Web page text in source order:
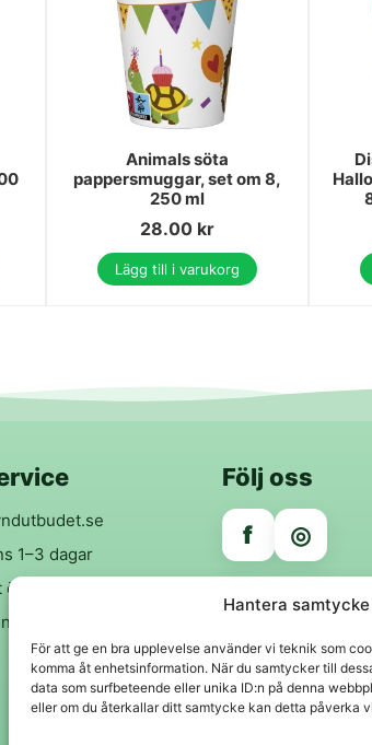
Hantera samtycke
För att ge en bra upplevelse använder vi teknik som
komma åt enhetsinformation. När du samtycker till
data som surfbeteende eller unika ID:n på denna
eller om du återkallar ditt samtycke kan detta påverka
Animals söta
pappersmuggar, set om 8,
250 ml
28.00 kr
Lägg till i varukorg
1–3 dagar
299 kr
garanti
Följ oss
f ◎
Trygga
Klarna VISA